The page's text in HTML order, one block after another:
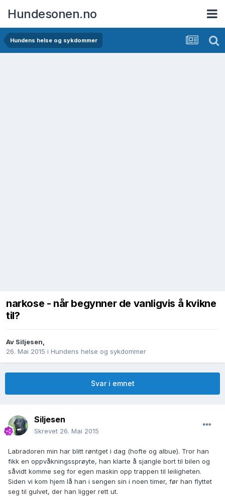
Hundesonen.no
Hundens helse og sykdommer
narkose - når begynner de vanligvis å kvikne
til?
Av Siljesen,
26. Mai 2015 i Hundens helse og sykdommer
Svar i emnet
Siljesen
Skrevet 26. Mai 2015
Labradoren min har blitt røntget i dag (hofte og albue). Tror han
fikk en oppvåkningssprøyte, han klarte å sjangle bort til bilen og
såvidt komme seg for egen maskin opp trappen til leiligheten.
Siden vi kom hjem lå han i sengen sin i noen timer, før han flyttet
seg til gulvet, der han ligger rett ut.